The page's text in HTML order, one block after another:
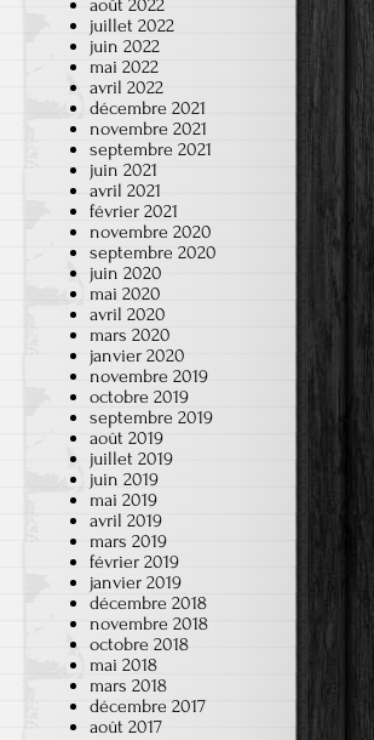
août 2022
juillet 2022
juin 2022
mai 2022
avril 2022
décembre 2021
novembre 2021
septembre 2021
juin 2021
avril 2021
février 2021
novembre 2020
septembre 2020
juin 2020
mai 2020
avril 2020
mars 2020
janvier 2020
novembre 2019
octobre 2019
septembre 2019
août 2019
juillet 2019
juin 2019
mai 2019
avril 2019
mars 2019
février 2019
janvier 2019
décembre 2018
novembre 2018
octobre 2018
mai 2018
mars 2018
décembre 2017
août 2017